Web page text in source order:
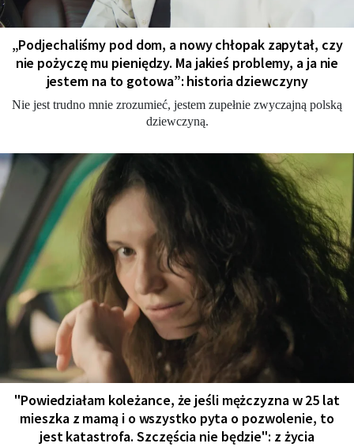
„Podjechaliśmy pod dom, a nowy chłopak zapytał, czy
nie pożyczę mu pieniędzy. Ma jakieś problemy, a ja nie
jestem na to gotowa”: historia dziewczyny
Nie jest trudno mnie zrozumieć, jestem zupełnie zwyczajną polską
dziewczyną.
"Powiedziałam koleżance, że jeśli mężczyzna w 25 lat
mieszka z mamą i o wszystko pyta o pozwolenie, to
jest katastrofa. Szczęścia nie będzie": z życia